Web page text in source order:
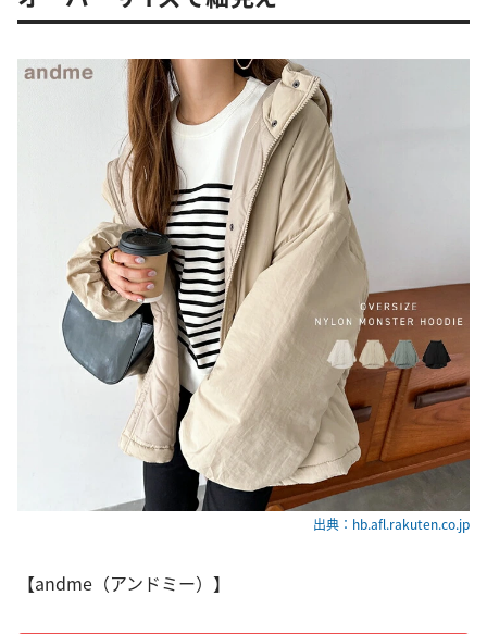
出典：hb.afl.rakuten.co.jp
【andme（アンドミー）】